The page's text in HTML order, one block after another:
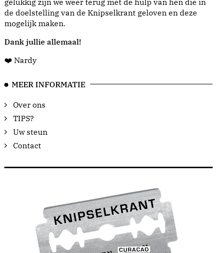
gelukkig zijn we weer terug met de hulp van hen die in
de doelstelling van de Knipselkrant geloven en deze
mogelijk maken.
Dank jullie allemaal!
❤️ Nardy
MEER INFORMATIE
Over ons
TIPS?
Uw steun
Contact